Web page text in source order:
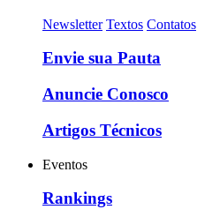
Newsletter Textos Contatos
Envie sua Pauta
Anuncie Conosco
Artigos Técnicos
Eventos
Rankings